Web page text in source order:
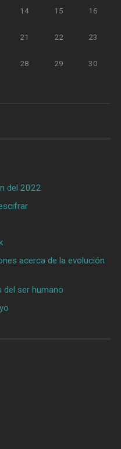
14 15 16
21 22 23
28 29 30
del 2022
acerca de la evolución
del ser humano